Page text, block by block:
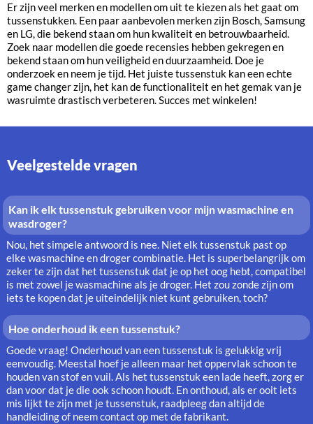
Er zijn veel merken en modellen om uit te kiezen als het gaat om
tussenstukken. Een paar aanbevolen merken zijn Bosch, Samsung
en LG, die bekend staan om hun kwaliteit en betrouwbaarheid.
Zoek naar modellen die goede recensies hebben gekregen en
bekend staan om hun veiligheid en duurzaamheid. Doe je
onderzoek en neem je tijd. Het juiste tussenstuk kan een echte
game changer zijn, het kan de functionaliteit en het gemak van je
wasruimte drastisch verbeteren. Succes met winkelen!
Veelgestelde vragen
Kan ik elk tussenstuk gebruiken voor mijn wasmachine en
wasdroger?
Nou, het simpele antwoord is nee. Niet elk tussenstuk past op
elke wasmachine en droger combinatie. Het is superbelangrijk om
zeker te zijn dat het tussenstuk dat je op het oog hebt, compatibel
is met zowel je wasmachine als je droger. Het zou zonde zijn om
iets te kopen dat je uiteindelijk niet kunt gebruiken, toch?
Hoe onderhoud ik een tussenstuk?
Goede vraag! Onderhoud van een tussenstuk is gelukkig vrij
eenvoudig. Meestal hoef je alleen maar het oppervlak schoon te
houden van stof en vuil. Als het tussenstuk een lade heeft, zorg er
dan voor dat je die ook schoon houdt. En onthoud, als er ooit iets
mis lijkt te zijn met je tussenstuk, raadpleeg dan altijd de
handleiding of neem contact op met de fabrikant.